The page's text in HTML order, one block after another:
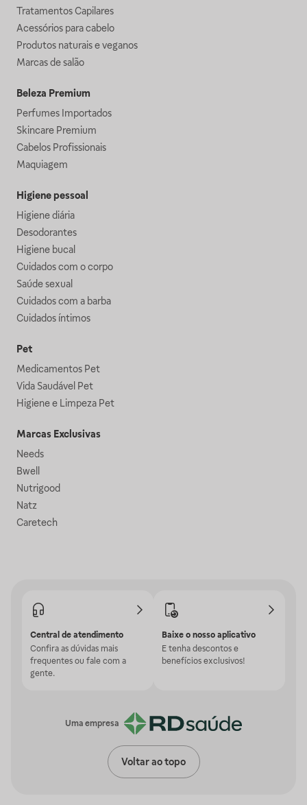
Tratamentos Capilares
Acessórios para cabelo
Produtos naturais e veganos
Marcas de salão
Beleza Premium
Perfumes Importados
Skincare Premium
Cabelos Profissionais
Maquiagem
Higiene pessoal
Higiene diária
Desodorantes
Higiene bucal
Cuidados com o corpo
Saúde sexual
Cuidados com a barba
Cuidados íntimos
Pet
Medicamentos Pet
Vida Saudável Pet
Higiene e Limpeza Pet
Marcas Exclusivas
Needs
Bwell
Nutrigood
Natz
Caretech
Central de atendimento
Confira as dúvidas mais
frequentes ou fale com a
gente.
Baixe o nosso aplicativo
E tenha descontos e
benefícios exclusivos!
Uma empresa
Voltar ao topo